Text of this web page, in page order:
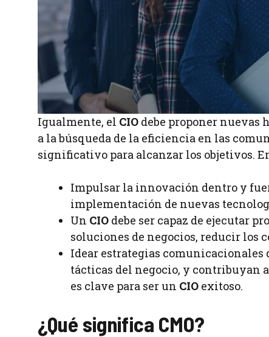
Igualmente, el CIO debe proponer nuevas
a la búsqueda de la eficiencia en las
significativo para alcanzar los objetivos.
Impulsar la innovación dentro y
implementación de nuevas
Un CIO debe ser capaz de ejecutar
soluciones de negocios, reducir
Idear estrategias
tácticas del negocio, y contribuyan
es clave para ser un CIO exitoso.
¿Qué significa CMO?